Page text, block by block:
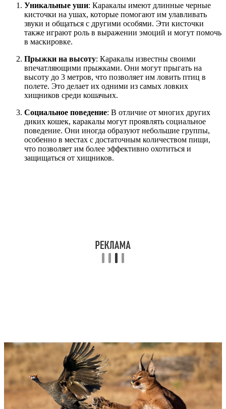
Уникальные уши: Каракалы имеют длинные черные
кисточки на ушах, которые помогают им улавливать
звуки и общаться с другими особями. Эти кисточки
также играют роль в выражении эмоций и могут помочь
в маскировке.
Прыжки на высоту: Каракалы известны своими
впечатляющими прыжками. Они могут прыгать на
высоту до 3 метров, что позволяет им ловить птиц в
полете. Это делает их одними из самых ловких
хищников среди кошачьих.
Социальное поведение: В отличие от многих других
диких кошек, каракалы могут проявлять социальное
поведение. Они иногда образуют небольшие группы,
особенно в местах с достаточным количеством пищи,
что позволяет им более эффективно охотиться и
защищаться от хищников.